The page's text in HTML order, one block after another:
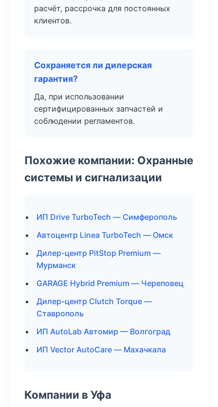
расчёт, рассрочка для постоянных
клиентов.
Сохраняется ли дилерская
гарантия?
Да, при использовании
сертифицированных запчастей и
соблюдении регламентов.
Похожие компании: Охранные
системы и сигнализации
ИП Drive TurboTech — Симферополь
Автоцентр Linea TurboTech — Омск
Дилер-центр PitStop Premium —
Мурманск
GARAGE Hybrid Premium — Череповец
Дилер-центр Clutch Torque —
Ставрополь
ИП AutoLab Автомир — Волгоград
ИП Vector AutoCare — Махачкала
Компании в Уфа